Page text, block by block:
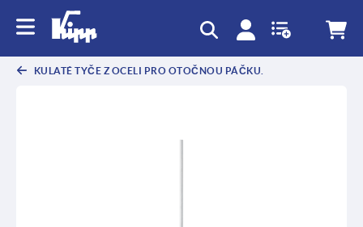
KULATÉ TYČE Z OCELI PRO OTOČNOU PÁČKU.